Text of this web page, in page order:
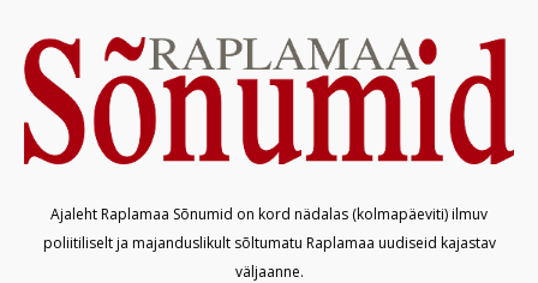
Ajaleht Raplamaa Sõnumid on kord nädalas (kolmapäeviti) ilmuv
poliitiliselt ja majanduslikult sõltumatu Raplamaa uudiseid kajastav
väljaanne.